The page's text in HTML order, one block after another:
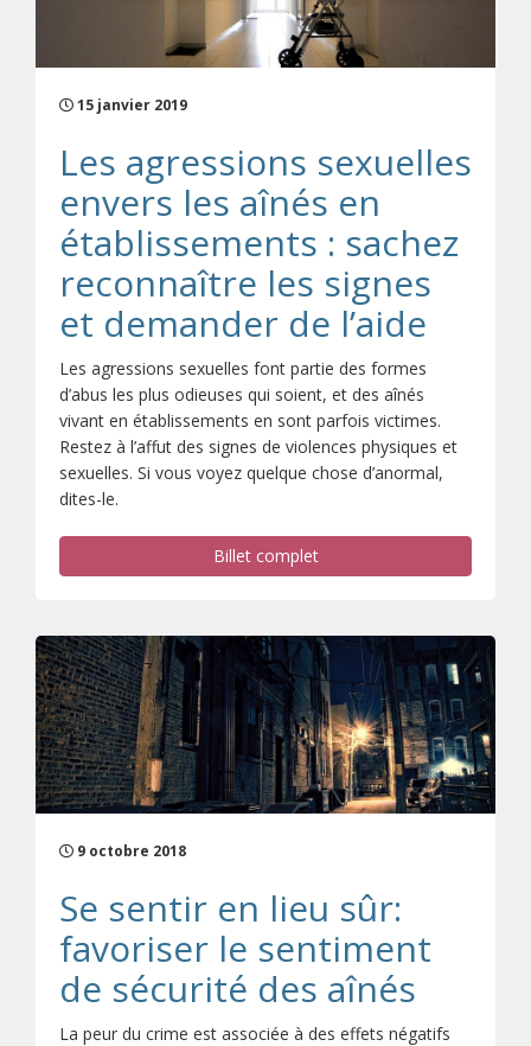
15 janvier 2019
Les agressions sexuelles
envers les aînés en
établissements : sachez
reconnaître les signes
et demander de l’aide
Les agressions sexuelles font partie des formes
d’abus les plus odieuses qui soient, et des aînés
vivant en établissements en sont parfois victimes.
Restez à l’affut des signes de violences physiques et
sexuelles. Si vous voyez quelque chose d’anormal,
dites-le.
Billet complet
9 octobre 2018
Se sentir en lieu sûr:
favoriser le sentiment
de sécurité des aînés
La peur du crime est associée à des effets négatifs